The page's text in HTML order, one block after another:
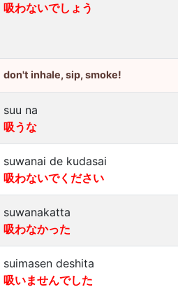
吸わないでしょう
don't inhale, sip, smoke!
suu na
吸うな
suwanai de kudasai
吸わないでください
suwanakatta
吸わなかった
suimasen deshita
吸いませんでした